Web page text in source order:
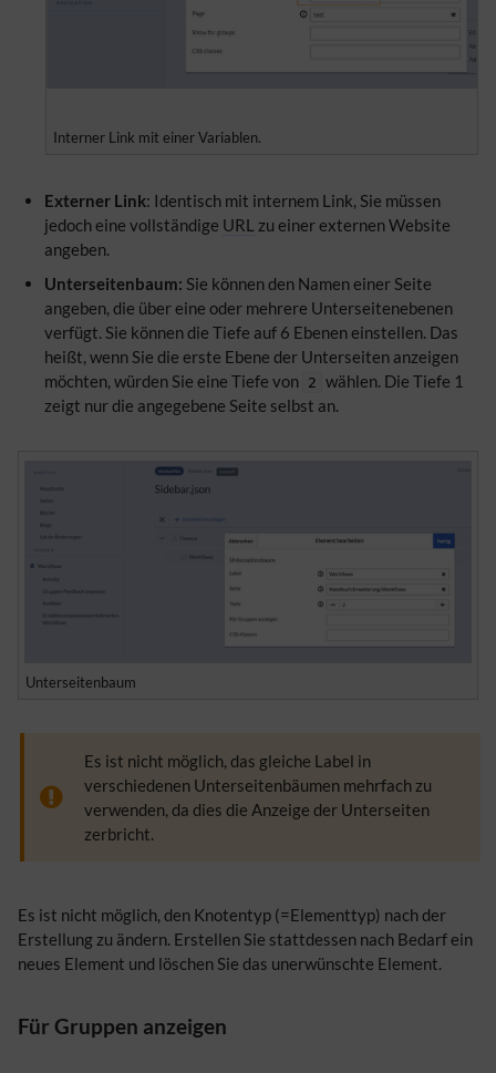
Interner Link mit einer Variablen.
Externer Link: Identisch mit internem Link, Sie müssen
jedoch eine vollständige URL zu einer externen Website
angeben.
Unterseitenbaum: Sie können den Namen einer Seite
angeben, die über eine oder mehrere Unterseitenebenen
verfügt. Sie können die Tiefe auf 6 Ebenen einstellen. Das
heißt, wenn Sie die erste Ebene der Unterseiten anzeigen
möchten, würden Sie eine Tiefe von 2 wählen. Die Tiefe 1
zeigt nur die angegebene Seite selbst an.
Unterseitenbaum
Es ist nicht möglich, das gleiche Label in
verschiedenen Unterseitenbäumen mehrfach zu
verwenden, da dies die Anzeige der Unterseiten
zerbricht.
Es ist nicht möglich, den Knotentyp (=Elementtyp) nach der
Erstellung zu ändern. Erstellen Sie stattdessen nach Bedarf ein
neues Element und löschen Sie das unerwünschte Element.
Für Gruppen anzeigen